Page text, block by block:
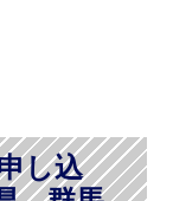
し込